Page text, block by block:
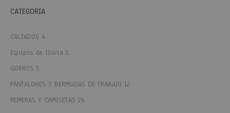
CATEGORIA
CALZADOS 4
Equipos de lluvia 1
GORROS 5
PANTALONES Y BERMUDAS DE TRABAJO 12
REMERAS Y CAMISETAS 26